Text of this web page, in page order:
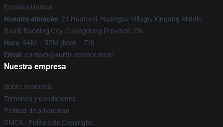
Estados Unidos
Nuestro almacén: 21 Huatuoli, Huangpu Village, Xingang Middle
Road, Baoding City, Guangdong Province, CN
Hora: 9AM – 5PM (Mon – Fri)
Email : contact@kurtis-conner.store
Nuestra empresa
Sobre nosotros
Términos y condiciones
Política de privacidad
DMCA - Política de Copyright